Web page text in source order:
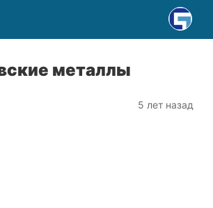
металлы
5 лет назад